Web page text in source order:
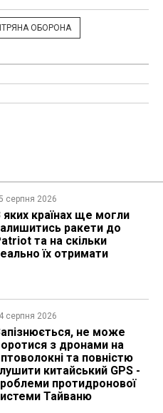
ОБОРОНА
серпня 2026
яких країнах ще могли
ракети до
та на скільки
їх отримати
серпня 2026
не може
з дронами на
та повністю
китайський GPS -
протидронової
Тайваню